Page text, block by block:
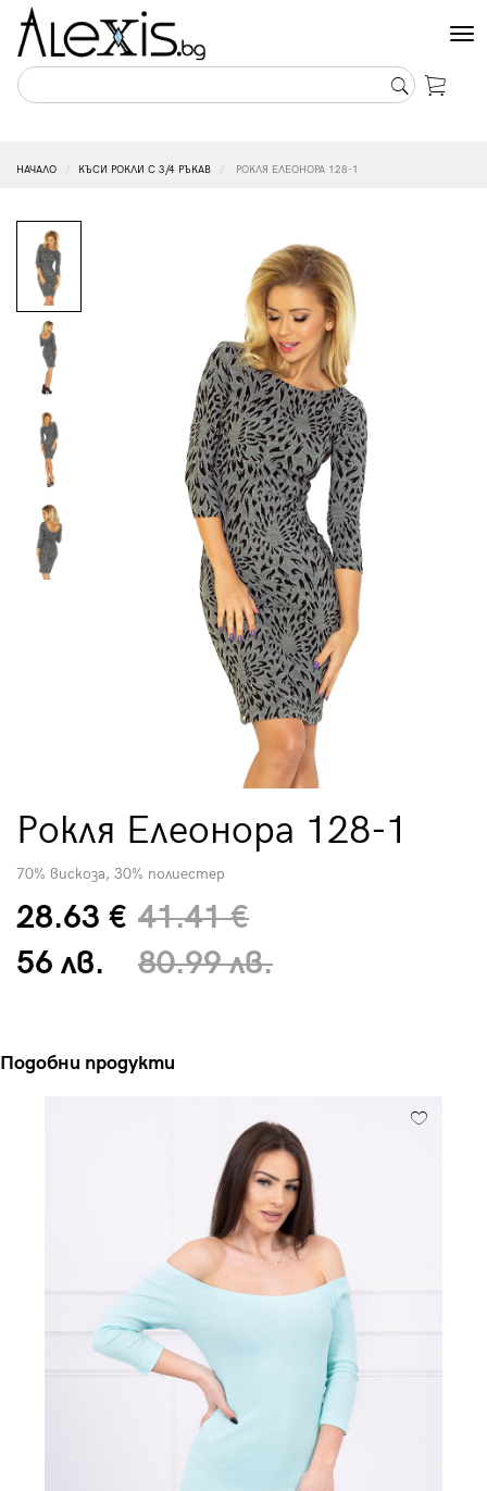
НАЧАЛО КЪСИ РОКЛИ С 3/4 РЪКАВ РОКЛЯ ЕЛЕОНОРА 128-1
Рокля Елеонора 128-1
70% вискоза, 30% полиестер
28.63 €
56 лв.
41.41 €
80.99 лв.
Подобни продукти